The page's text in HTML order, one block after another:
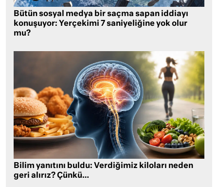
Bütün sosyal medya bir saçma sapan iddiayı
konuşuyor: Yerçekimi 7 saniyeliğine yok olur
mu?
Bilim yanıtını buldu: Verdiğimiz kiloları neden
geri alırız? Çünkü…